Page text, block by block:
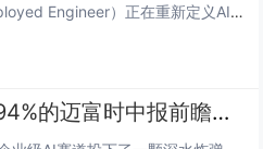
前沿部署工程师（Forward Deployed Engineer）正在重新定义AI时代的价值分配规则。从Palanti...
归母净利增386%至494%的迈富时中报前瞻：Palantir的FDE叙事能否在不同场景复刻？